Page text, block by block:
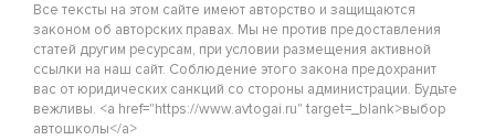
Все тексты на этом сайте имеют авторство и защищаются
законом об авторских правах. Мы не против предоставления
статей другим ресурсам, при условии размещения активной
ссылки на наш сайт. Соблюдение этого закона предохранит
вас от юридических санкций со стороны администрации. Будьте
вежливы. <a href="https://www.avtogai.ru" target=_blank>выбор
автошколы</a>